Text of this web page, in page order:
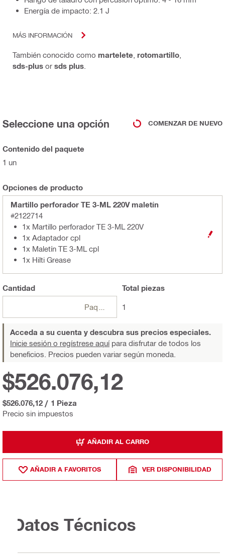
Energía de impacto: 2.1 J
MÁS INFORMACIÓN
También conocido como martelete rotomartillo
sds-plus or sds plus
Seleccione una opción COMENZAR DE NUEVO
Contenido del paquete
1 un
Opciones de producto
Martillo perforador TE 3-ML 220V maletín
#2122714
1x Martillo perforador TE 3-ML 220V
1x Adaptador cpl
1x Maletín TE 3-ML cpl
1x Hilti Grease
Cantidad Total piezas
1
Acceda a su cuenta y descubra sus precios especiales.
Inicie sesión o regístrese aquípara disfrutar de todos los
beneficios. Precios pueden variar según moneda.
Precio sin impuestos
$526.076,12
$526.076,12 / 1 Pieza
AÑADIR AL CARRO
AÑADIR A FAVORITOS VER DISPONIBILIDAD
Datos Técnicos